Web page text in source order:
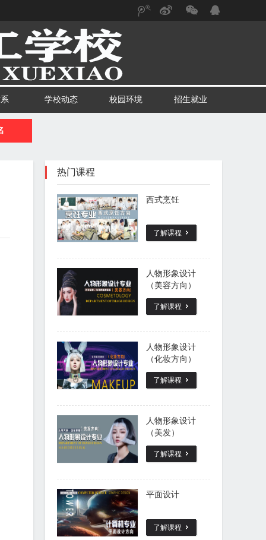
新
腾
学校动态 校园环境 招生就业
热门课程
西式烹饪
了解课程
人物形象设计
（美容方向）
了解课程
人物形象设计
（化妆方向）
了解课程
人物形象设计
（美发）
了解课程
平面设计
了解课程